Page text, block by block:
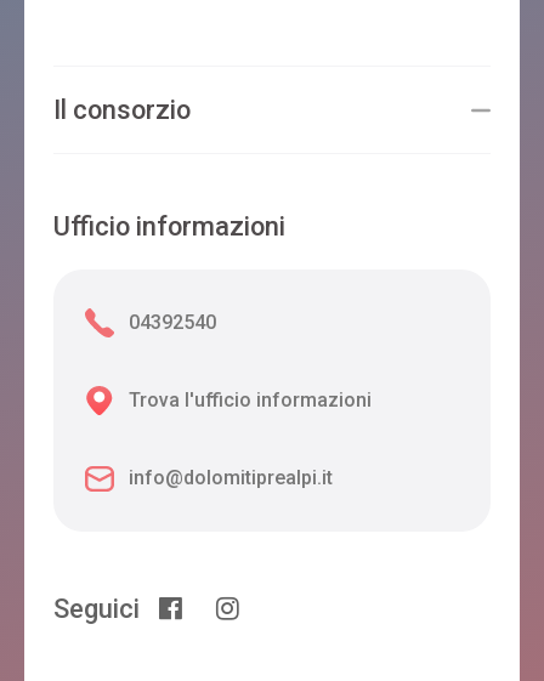
Il consorzio
Ufficio informazioni
04392540
Trova l'ufficio informazioni
info@dolomitiprealpi.it
Seguici